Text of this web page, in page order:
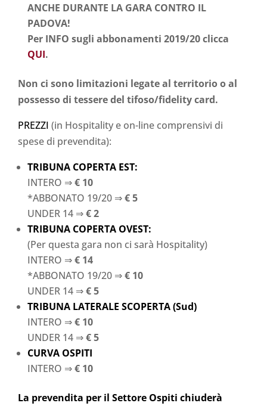
ANCHE DURANTE LA GARA CONTRO IL
PADOVA!
Per INFO sugli abbonamenti 2019/20 clicca
QUI.
Non ci sono limitazioni legate al territorio o al
possesso di tessere del tifoso/fidelity card.
PREZZI (in Hospitality e on-line comprensivi di
spese di prevendita):
TRIBUNA COPERTA EST:
INTERO ⇒€ 10
*ABBONATO 19/20 ⇒€ 5
UNDER 14 ⇒€ 2
TRIBUNA COPERTA OVEST:
(Per questa gara non ci sarà Hospitality)
INTERO ⇒€ 14
*ABBONATO 19/20 ⇒€ 10
UNDER 14 ⇒€ 5
TRIBUNA LATERALE SCOPERTA (Sud)
INTERO ⇒€ 10
UNDER 14 ⇒€ 5
CURVA OSPITI
INTERO ⇒€ 10
La prevendita per il Settore Ospiti chiuderà